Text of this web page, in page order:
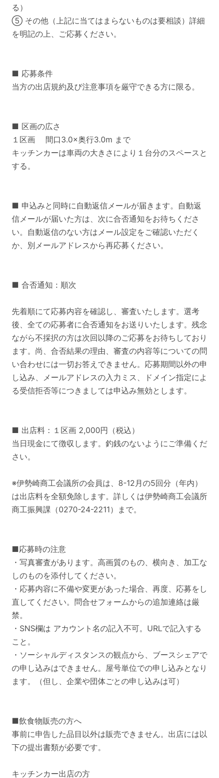
る）
⑤ その他（上記に当てはまらないものは要相談）詳細
を明記の上、ご応募ください。
■ 応募条件
当方の出店規約及び注意事項を厳守できる方に限る。
■ 区画の広さ
１区画 間口3.0×奥行3.0m まで
キッチンカーは車両の大きさにより１台分のスペースと
する。
■ 申込みと同時に自動返信メールが届きます。自動返
信メールが届いた方は、次に合否通知をお待ちくださ
い。自動返信のない方はメール設定をご確認いただく
か、別メールアドレスから再応募ください。
■ 合否通知：順次
先着順にて応募内容を確認し、審査いたします。選考
後、全ての応募者に合否通知をお送りいたします。残念
ながら不採択の方は次回以降のご応募をお待ちしており
ます。尚、合否結果の理由、審査の内容等についての問
い合わせには一切お答えできません。応募期間以外の申
し込み、メールアドレスの入力ミス、ドメイン指定によ
る受信拒否等につきましては申込み無効とします。
■ 出店料：１区画 2,000円（税込）
当日現金にて徴収します。釣銭のないようにご準備くだ
さい。
※伊勢崎商工会議所の会員は、8-12月の5回分（年内）
は出店料を全額免除します。詳しくは伊勢崎商工会議所
商工振興課（0270-24-2211）まで。
■応募時の注意
・写真審査があります。高画質のもの、横向き、加工な
しのものを添付してください。
・応募内容に不備や変更があった場合、再度、応募をし
直してください。問合せフォームからの追加連絡は厳
禁。
・SNS欄は アカウント名の記入不可。URLで記入する
こと。
・ソーシャルディスタンスの観点から、ブースシェアで
の申し込みはできません。屋号単位での申し込みとなり
ます。（但し、企業や団体ごとの申し込みは可）
■飲食物販売の方へ
事前に申告した品目以外は販売できません。出店には以
下の提出書類が必要です。
キッチンカー出店の方